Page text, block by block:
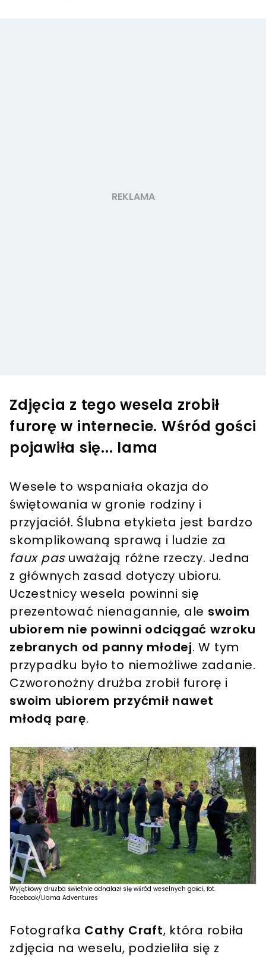
Zdjęcia z tego wesela zrobił
furorę w internecie. Wśród gości
pojawiła się... lama
Wesele to wspaniała okazja do
świętowania w gronie rodziny i
przyjaciół. Ślubna etykieta jest bardzo
skomplikowaną sprawą i ludzie za
faux pasuważają różne rzeczy. Jedna
z głównych zasad dotyczy ubioru.
Uczestnicy wesela powinni się
prezentować nienagannie, ale swoim
ubiorem nie powinni odciągać wzroku
zebranych od panny młodej. W tym
przypadku było to niemożliwe zadanie.
Czworonożny drużba zrobił furorę i
swoim ubiorem przyćmił nawet
młodą parę.
Wyjątkowy drużba świetnie odnalazł się wśród weselnych gości, fot.
Facebook/Llama Adventures
Fotografka Cathy Craft, która robiła
zdjęcia na weselu, podzieliła się z